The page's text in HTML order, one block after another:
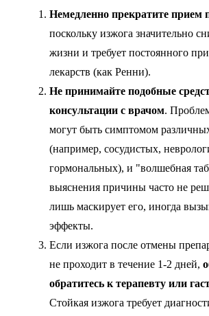
Немедленно прекратите прием
поскольку изжога значительно
жизни и требует постоянного
лекарств (как Ренни).
Не принимайте подобные
консультации с врачом.
могут быть симптомом
(например, сосудистых,
гормональных), и "волшебная
выяснения причины часто не
лишь маскирует его, иногда
эффекты.
Если изжога после отмены
не проходит в течение 1-2 дней,
обратитесь к терапевту или
Стойкая изжога требует